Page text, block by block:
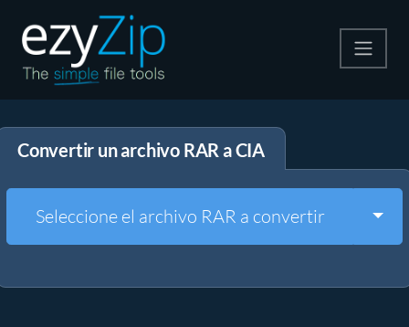
Descomprime
Otras herramientas
Convertir un archivo RAR a CIA
Seleccione el archivo RAR a convertir